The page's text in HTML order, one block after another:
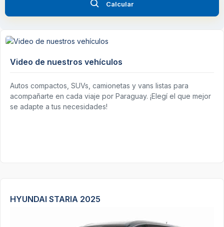
Calcular
Video de nuestros vehículos
Autos compactos, SUVs, camionetas y vans listas para
acompañarte en cada viaje por Paraguay. ¡Elegí el que mejor
se adapte a tus necesidades!
HYUNDAI STARIA 2025